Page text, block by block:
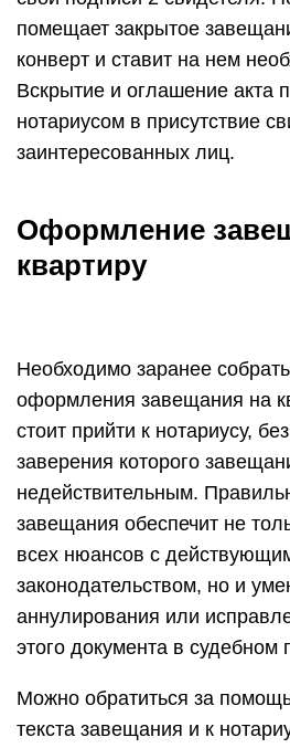
помещает закрытое
конверт и ставит на нем
Вскрытие и оглашение акта
нотариусом в присутствие
заинтересованных лиц.
Оформление
квартиру
Необходимо заранее
оформления завещания на
стоит прийти к нотариусу,
заверения которого
недействительным.
завещания обеспечит не
всех нюансов с
законодательством, но и
аннулирования или
этого документа в судебном
Можно обратиться за
текста завещания и к